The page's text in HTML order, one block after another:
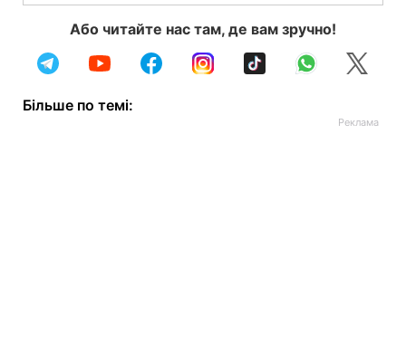
Або читайте нас там, де вам зручно!
Більше по темі: